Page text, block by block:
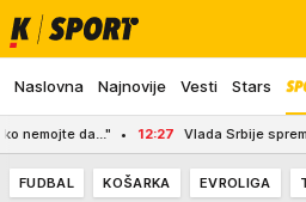
Naslovna Najnovije Vesti Stars
da..." 12:27 Vlada Srbije sprema
FUDBAL KOŠARKA EVROLIGA